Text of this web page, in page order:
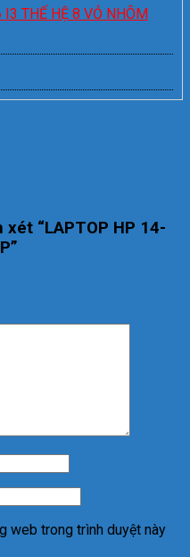
THẾ HỆ 8 VỎ NHÔM
“LAPTOP HP 14-
web trong trình duyệt này